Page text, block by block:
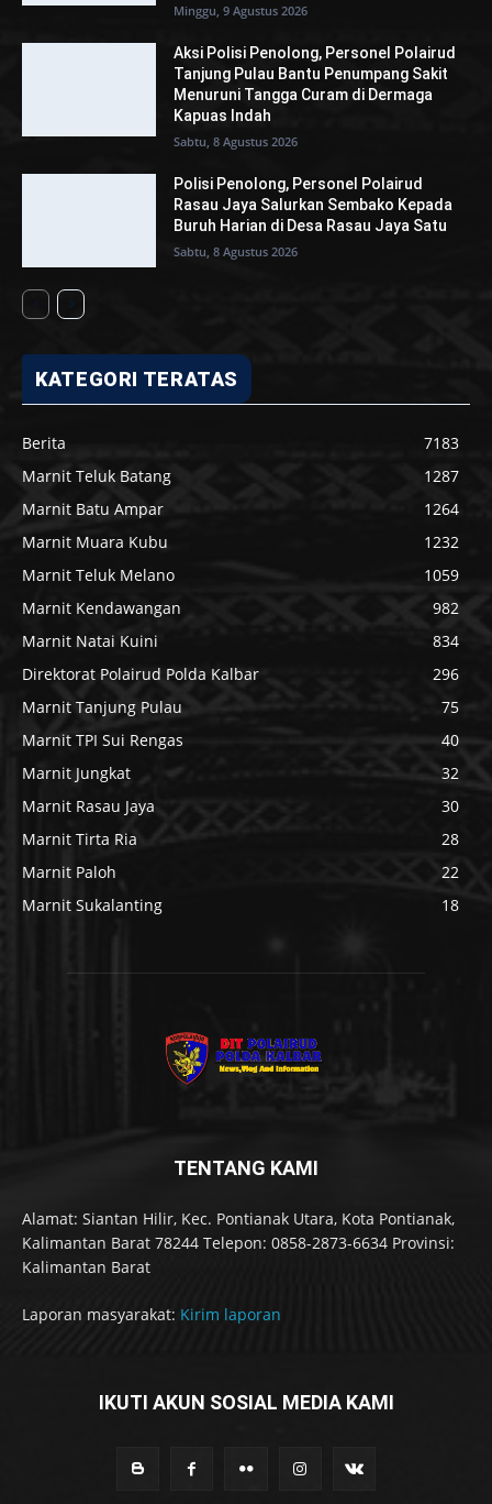
Minggu, 9 Agustus 2026
Aksi Polisi Penolong, Personel Polairud
Tanjung Pulau Bantu Penumpang Sakit
Menuruni Tangga Curam di Dermaga
Kapuas Indah
Sabtu, 8 Agustus 2026
Polisi Penolong, Personel Polairud
Rasau Jaya Salurkan Sembako Kepada
Buruh Harian di Desa Rasau Jaya Satu
Sabtu, 8 Agustus 2026
KATEGORI TERATAS
Berita
7183
Marnit Teluk Batang
1287
Marnit Batu Ampar
1264
Marnit Muara Kubu
1232
Marnit Teluk Melano
1059
Marnit Kendawangan
982
Marnit Natai Kuini
834
Direktorat Polairud Polda Kalbar
296
Marnit Tanjung Pulau
75
Marnit TPI Sui Rengas
40
Marnit Jungkat
32
Marnit Rasau Jaya
30
Marnit Tirta Ria
28
Marnit Paloh
22
Marnit Sukalanting
18
TENTANG KAMI
Alamat: Siantan Hilir, Kec. Pontianak Utara, Kota Pontianak,
Kalimantan Barat 78244 Telepon: 0858-2873-6634 Provinsi:
Kalimantan Barat
Laporan masyarakat: Kirim laporan
IKUTI AKUN SOSIAL MEDIA KAMI